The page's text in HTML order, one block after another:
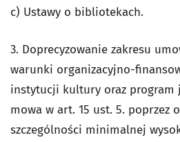
c) Ustawy o bibliotekach.
3. Doprecyzowanie zakresu
warunki organizacyjno-
instytucji kultury oraz program
mowa w art. 15 ust. 5. poprzez
szczególności minimalnej